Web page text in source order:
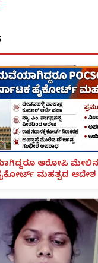
ಆರೋಪಿ
ಹೈಕೋರ್ಟ್ ಮಹತ್ವದ ಆದೇಶ